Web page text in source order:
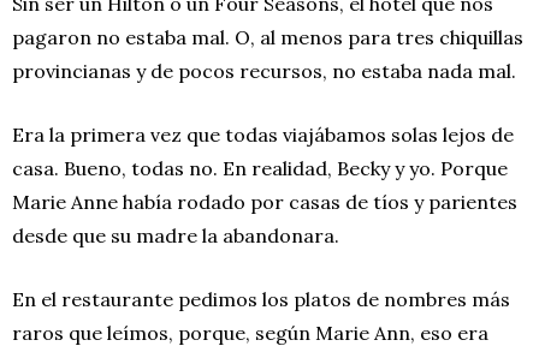
pagaron no estaba mal. O, al menos para tres chiquillas
provincianas y de pocos recursos, no estaba nada mal.
Era la primera vez que todas viajábamos solas lejos de
casa. Bueno, todas no. En realidad, Becky y yo. Porque
Marie Anne había rodado por casas de tíos y parientes
desde que su madre la abandonara.
En el restaurante pedimos los platos de nombres más
raros que leímos, porque, según Marie Ann, eso era